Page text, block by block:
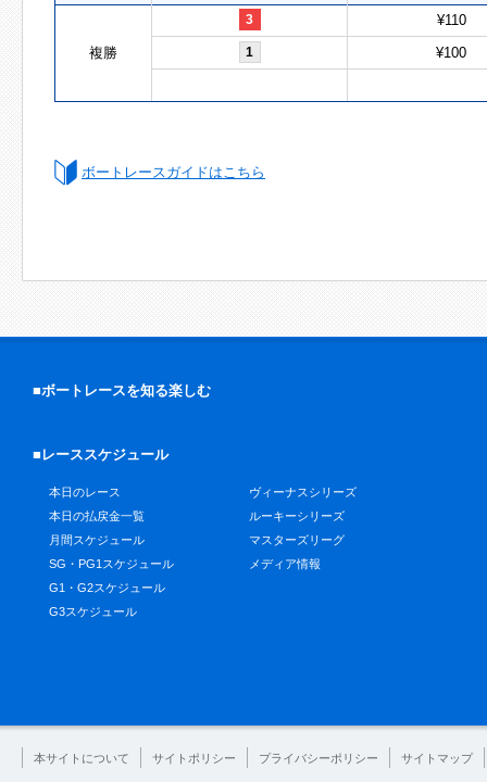
複勝
3 ¥110
1 ¥100
ボートレースガイドはこちら
■ボートレースを知る楽しむ
■レーススケジュール
本日のレース
本日の払戻金一覧
月間スケジュール
SG・PG1スケジュール
G1・G2スケジュール
G3スケジュール
ヴィーナスシリーズ
ルーキーシリーズ
マスターズリーグ
メディア情報
本サイトについて サイトポリシー プライバシーポリシー サイトマップ